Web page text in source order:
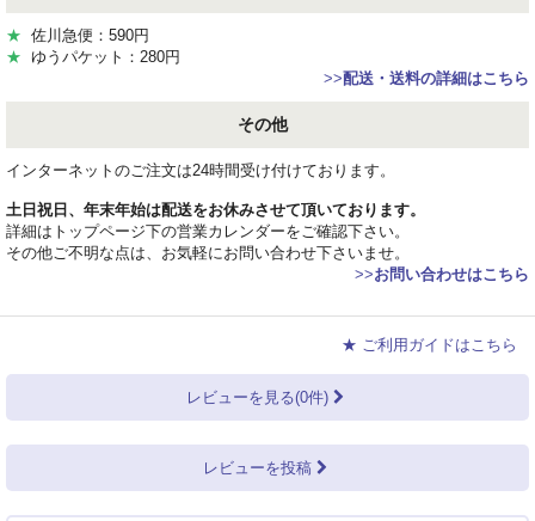
★ 佐川急便：590円
★ ゆうパケット：280円
>>配送・送料の詳細はこちら
その他
インターネットのご注文は24時間受け付けております。
土日祝日、年末年始は配送をお休みさせて頂いております。
詳細はトップページ下の営業カレンダーをご確認下さい。
その他ご不明な点は、お気軽にお問い合わせ下さいませ。
>>お問い合わせはこちら
★ ご利用ガイドはこちら
レビューを見る(0件)
レビューを投稿